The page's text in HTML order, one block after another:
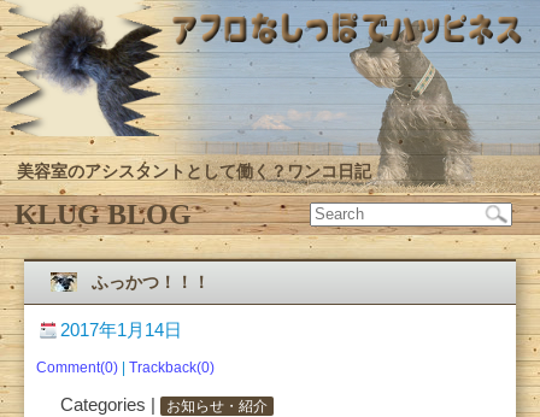
美容室のアシスタントとして働く？ワンコ日記
KLUG BLOG
ふっかつ！！！
2017年1月14日
Comment(0) Trackback(0)
Categories | お知らせ・紹介